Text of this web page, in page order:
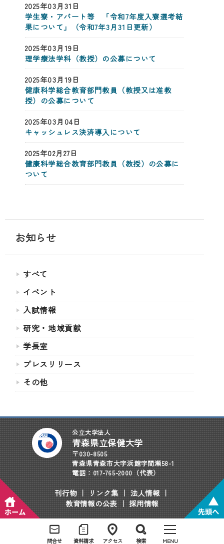
問合せ 資料請求 アクセス 検索 MENU
2025年03月31日
学生寮・アパート等 「令和7年度入寮選考結
果について」（令和7年3月31日更新）
2025年03月19日
理学療法学科（教授）の公募について
2025年03月19日
健康科学総合教育部門教員（教授又は准教
授）の公募について
2025年03月04日
キャッシュレス決済導入について
2025年02月27日
健康科学総合教育部門教員（教授）の公募に
ついて
お知らせ
すべて
イベント
入試情報
研究・地域貢献
学長室
プレスリリース
その他
公立大学法人
青森県立保健大学
〒030-8505
青森県青森市大字浜館字間瀬58-1
電話：017-765-2000（代表）
刊行物｜ リンク集 ｜ 法人情報 ｜
教育情報の公表｜採用情報